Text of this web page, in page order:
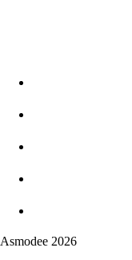
Asmodee 2026